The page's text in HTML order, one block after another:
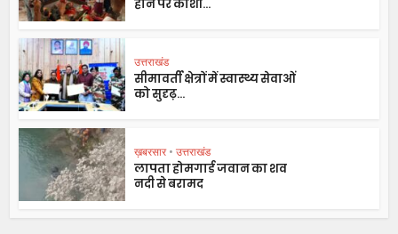
होने पर काशी...
उत्तराखंड
सीमावर्ती क्षेत्रों में स्वास्थ्य सेवाओं
को सुदृढ़...
ख़बरसार • उत्तराखंड
लापता होमगार्ड जवान का शव
नदी से बरामद